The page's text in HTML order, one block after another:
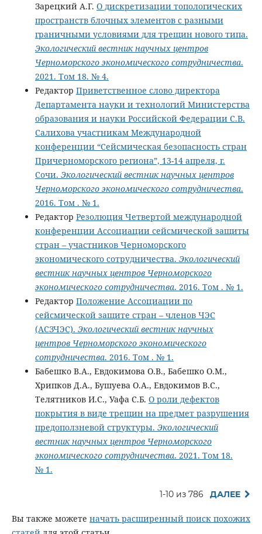
Зарецкий А.Г. О дискретизации топологических
пространств блочных элементов с разными
граничными условиями для трещин нового типа.
Экологический вестник научных центров
Черноморского экономического сотрудничества.
2021. Том 18. № 4.
Редактор Приветственное слово директора
Департамента науки и технологий Министерства
образования и науки Российской Федерации С.В.
Салихова участникам Международной
конференции “Сейсмическая безопасность стран
Причерноморского региона”, 13-14 апреля, г.
Сочи. Экологический вестник научных центров
Черноморского экономического сотрудничества.
2016. Том . № 1.
Редактор Резолюция Четвертой международной
конференции Ассоциации сейсмической защиты
стран – участников Черноморского
экономического сотрудничества. Экологический
вестник научных центров Черноморского
экономического сотрудничества. 2016. Том . № 1.
Редактор Положение Ассоциации по
сейсмической защите стран – членов ЧЭС
(АСЗЧЭС). Экологический вестник научных
центров Черноморского экономического
сотрудничества. 2016. Том . № 1.
Бабешко В.А., Евдокимова О.В., Бабешко О.М.,
Хрипков Д.А., Бушуева О.А., Евдокимов В.С.,
Телятников И.С., Уафа С.Б. О роли дефектов
покрытия в виде трещин на предмет разрушения
предоползневой структуры. Экологический
вестник научных центров Черноморского
экономического сотрудничества. 2021. Том 18.
№ 1.
1-10 из 786 ДАЛЕЕ
Вы также можете начать расширенный поиск похожих